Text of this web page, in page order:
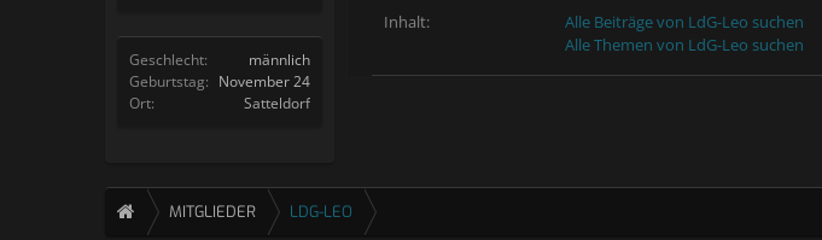
Geschlecht:
männlich
Geburtstag: November 24
Ort:
Satteldorf
Inhalt:
Alle Beiträge von LdG-Leo suchen
Alle Themen von LdG-Leo suchen
MITGLIEDER LDG-LEO